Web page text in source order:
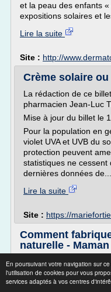
En poursuivant votre navigation sur
l'utilisation de cookies pour vous
services adaptés à vos centres
et la peau des enfants
expositions solaires et
Lire la suite
Site : http://
Crème solaire
La rédaction de ce
pharmacien Jean-Luc
Mise à jour du billet le
Pour la population en
violet UVA et UVB du
protection peuvent
statistiques ne
dernières données de...
Lire la suite
Site : https://
Comment
naturelle -
> Comment fabriquer
Comment fabriquer sa